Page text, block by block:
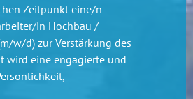
Zeitpunkt eine/n
in Hochbau /
w/d) zur Verstärkung des
wird eine engagierte und